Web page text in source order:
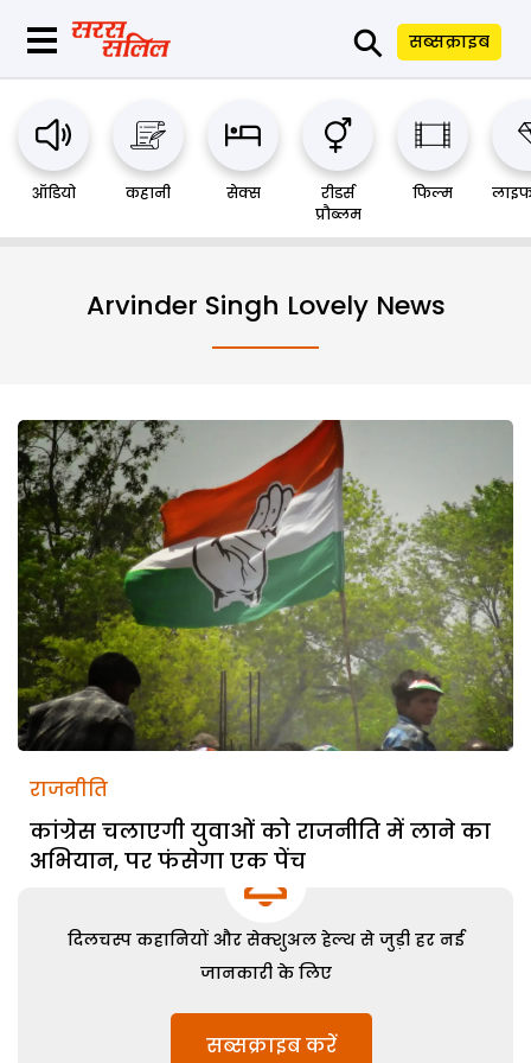
⚲ सब्सक्राइब
ऑडियो कहानी सेक्स
रीडर्स
प्रौब्लम
फिल्म
Arvinder Singh Lovely News
राजनीति
कांग्रेस चलाएगी युवाओं को राजनीति में लाने का
अभियान, पर फंसेगा एक पेंच
दिलचस्प कहानियों और सेक्शुअल हेल्थ से जुड़ी हर नई
जानकारी के लिए
सब्सक्राइब करें